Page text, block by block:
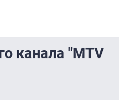
канала "MTV